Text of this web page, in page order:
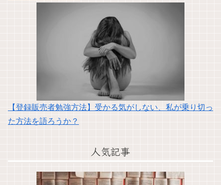
【登録販売者勉強方法】受かる気がしない、私が乗り切っ
た方法を語ろうか？
人気記事